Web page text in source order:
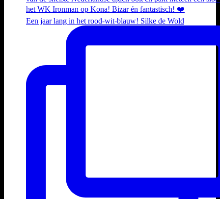
Een jaar lang in het rood-wit-blauw! Silke de Wold